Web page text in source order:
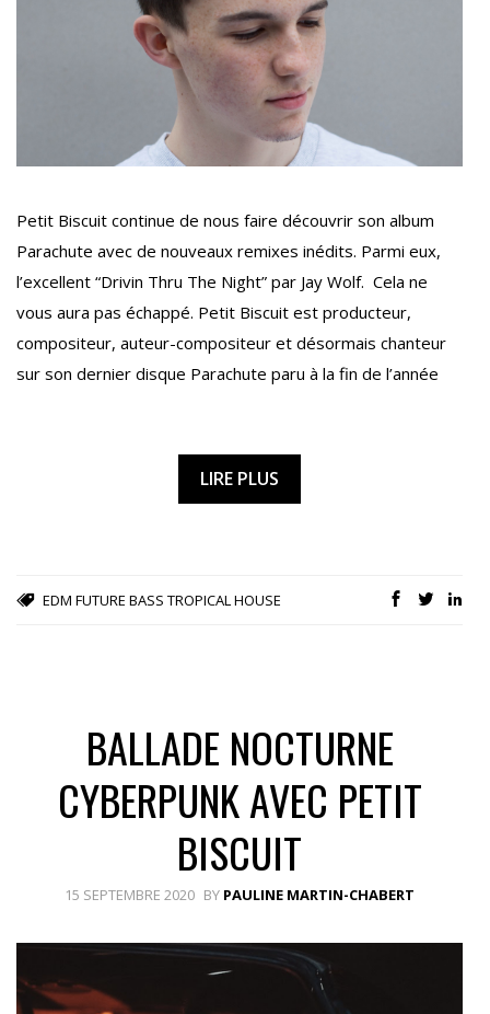
Petit Biscuit continue de nous faire découvrir son album
Parachute avec de nouveaux remixes inédits. Parmi eux,
l’excellent “Drivin Thru The Night” par Jay Wolf. Cela ne
vous aura pas échappé. Petit Biscuit est producteur,
compositeur, auteur-compositeur et désormais chanteur
sur son dernier disque Parachute paru à la fin de l’année
LIRE PLUS
EDM FUTURE BASS TROPICAL HOUSE
BALLADE NOCTURNE
CYBERPUNK AVEC PETIT
BISCUIT
15 SEPTEMBRE 2020 BY PAULINE MARTIN-CHABERT